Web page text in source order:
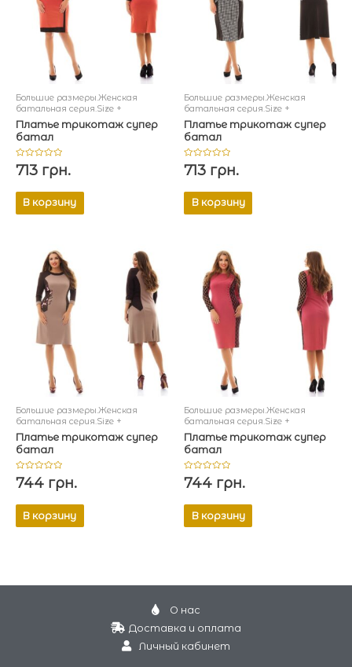
Большие размеры.Женская
батальная серия.Size +
Платье трикотаж супер
батал
Оценка
0
713 грн.
В корзину
Большие размеры.Женская
батальная серия.Size +
Платье трикотаж супер
батал
Оценка
0
713 грн.
В корзину
Большие размеры.Женская
батальная серия.Size +
Платье трикотаж супер
батал
Оценка
0
744 грн.
В корзину
Большие размеры.Женская
батальная серия.Size +
Платье трикотаж супер
батал
Оценка
0
744 грн.
В корзину
О нас
Доставка и оплата
Личный кабинет